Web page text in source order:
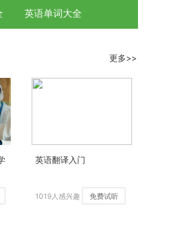
英语单词大全
更多>>
英语翻译入门
1019人感兴趣 免费试听